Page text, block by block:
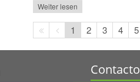
Weiter lesen
Erste
Seite
Vorherige
Seite
1 2 3 4 5
Contacto